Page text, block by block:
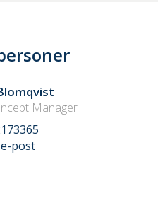
Manager
post